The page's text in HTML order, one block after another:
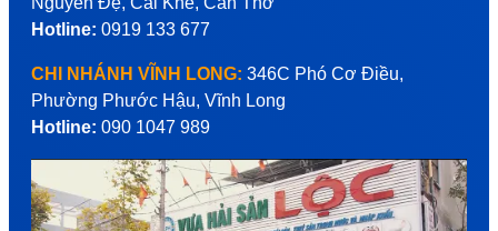
Hotline: 0919 133 677
CHI NHÁNH VĨNH LONG: 346C Phó Cơ Điều,
Phường Phước Hậu, Vĩnh Long
Hotline: 090 1047 989